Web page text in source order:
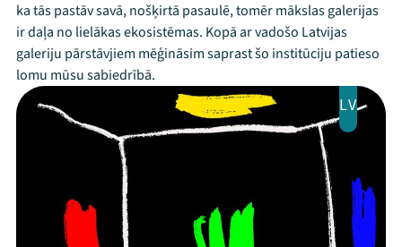
ka tās pastāv savā, nošķirtā pasaulē, tomēr mākslas galerijas
ir daļa no lielākas ekosistēmas. Kopā ar vadošo Latvijas
galeriju pārstāvjiem mēģināsim saprast šo institūciju patieso
lomu mūsu sabiedrībā.
LV